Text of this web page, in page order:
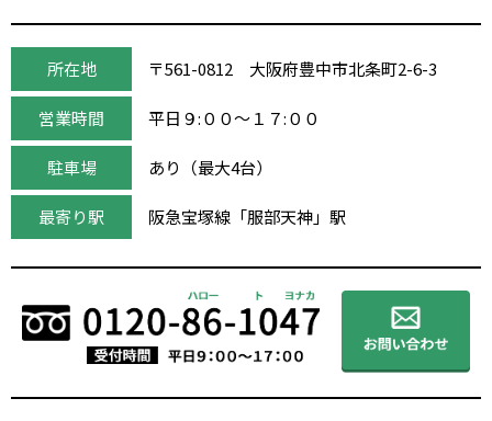
所在地 〒561-0812 大阪府豊中市北条町2-6-3
営業時間 平日９:００～１７:００
駐車場 あり（最大4台）
最寄り駅 阪急宝塚線「服部天神」駅